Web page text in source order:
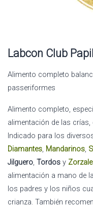
Labcon Club
Alimento completo
passeriformes
Alimento completo,
alimentación de las crías,
Indicado para los
Diamantes, Mandarinos,
Jilguero, Tordos y
alimentación a mano de
los padres y los niños
crianza. También